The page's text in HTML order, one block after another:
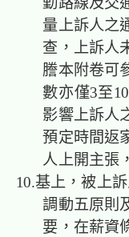
量上訴人之
查，上訴人
謄本附卷可
數亦僅3至
影響上訴人
預定時間返
人上開主張
10.基上，被上
調動五原則
要，在薪資